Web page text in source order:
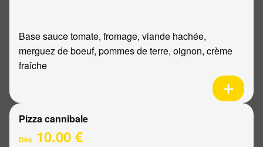
Base sauce tomate, fromage, viande hachée,
merguez de boeuf, pommes de terre, oignon, crème
fraîche
Pizza cannibale
Dès 10.00 €